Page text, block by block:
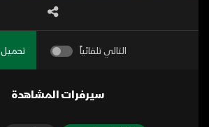
التالي تلقائياً تحميل
سيرفرات المشاهدة